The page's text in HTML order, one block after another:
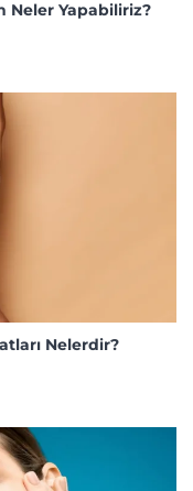
Neler Yapabiliriz?
Nelerdir?